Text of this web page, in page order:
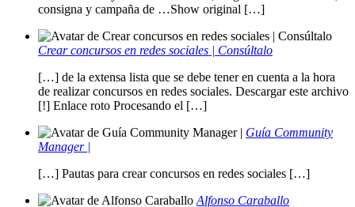
consigna y campaña de …Show original […]
Crear concursos en redes sociales | Consúltalo
[…] de la extensa lista que se debe tener en cuenta a la hora
de realizar concursos en redes sociales. Descargar este archivo
[!] Enlace roto Procesando el […]
Guía Community
Manager |
[…] Pautas para crear concursos en redes sociales […]
Alfonso Caraballo